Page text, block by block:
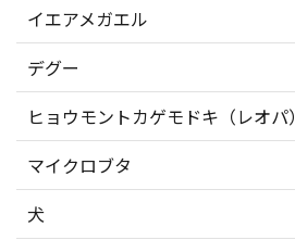
イエアメガエル
デグー
ヒョウモントカゲモドキ（レオパ）
マイクロブタ
犬